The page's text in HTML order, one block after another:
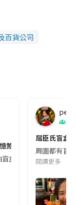
百貨公司
⏪
•••• ‼️ 185周年|特
潮
屈臣氏盲盒
周圍都有盲
閱讀更多